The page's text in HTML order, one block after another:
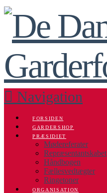
Navigation
FORSIDEN
GARDERSHOP
PRÆSIDIET
Mødereferater
Repræsentantskabet
Håndbogen
Fællesvedtægter
Ringetoner
ORGANISATION